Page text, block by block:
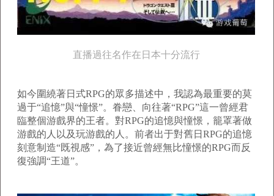
直播過往名作在日本十分流行
如今圍繞著日式RPG的眾多描述中，我認為最重要的莫
過于“追憶”與“憧憬”。眷戀、向往著“RPG”這一曾經君
臨整個游戲界的王者。對RPG的追憶與憧憬，籠罩著做
游戲的人以及玩游戲的人。前者出于對舊日RPG的追憶
刻意制造“既視感”，為了接近曾經無比憧憬的RPG而反
復強調“王道”。